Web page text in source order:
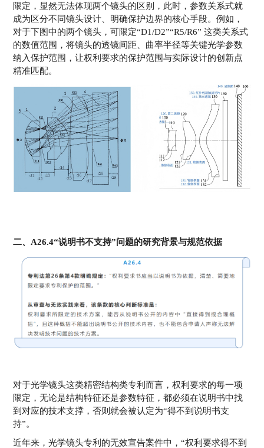
限定，显然无法体现两个镜头的区别，此时，参数关系式就
成为区分不同镜头设计、明确保护边界的核心手段。例如，
对于下图中的两个镜头，可限定“D1/D2”“R5/R6” 这类关系式
的数值范围，将镜头的透镜间距、曲率半径等关键光学参数
纳入保护范围，让权利要求的保护范围与实际设计的创新点
精准匹配。
二、A26.4“说明书不支持”问题的研究背景与规范依据
对于光学镜头这类精密结构类专利而言，权利要求的每一项
限定，无论是结构特征还是参数特征，都必须在说明书中找
到对应的技术支撑，否则就会被认定为“得不到说明书支
持”。
近年来，光学镜头专利的无效宣告案件中，“权利要求得不到